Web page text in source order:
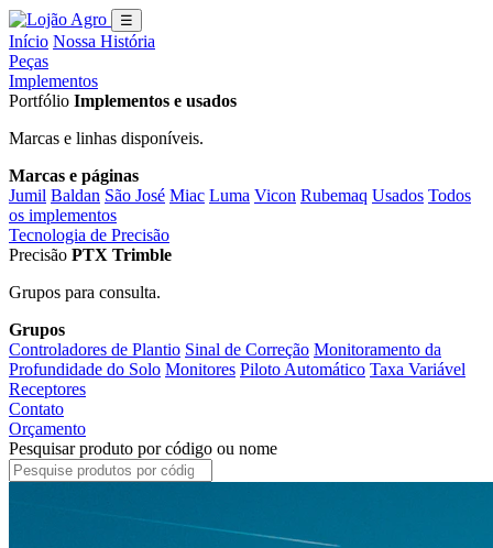
☰
Início Nossa História
Peças
Implementos
Portfólio Implementos e usados
Marcas e linhas disponíveis.
Marcas e páginas
Jumil Baldan São José Miac Luma Vicon Rubemaq Usados Todos
os implementos
Tecnologia de Precisão
Precisão PTX Trimble
Grupos para consulta.
Grupos
Controladores de Plantio Sinal de Correção Monitoramento da
Profundidade do Solo Monitores Piloto Automático Taxa Variável
Receptores
Contato
Orçamento
Pesquisar produto por código ou nome